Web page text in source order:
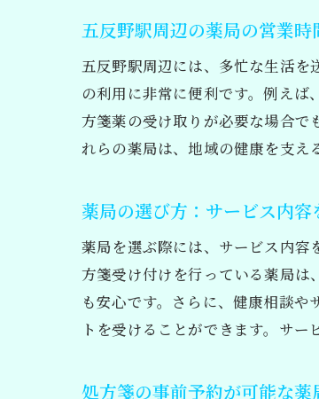
五反野駅周辺の薬局の営業時
五反野駅周辺には、多忙な生活を
の利用に非常に便利です。例え
方箋薬の受け取りが必要な場合で
れらの薬局は、地域の健康を支え
薬局の選び方：サービス内容
薬局を選ぶ際には、サービス内容
方箋受け付けを行っている薬局は
も安心です。さらに、健康相談
トを受けることができます。サ
処方箋の事前予約が可能な薬